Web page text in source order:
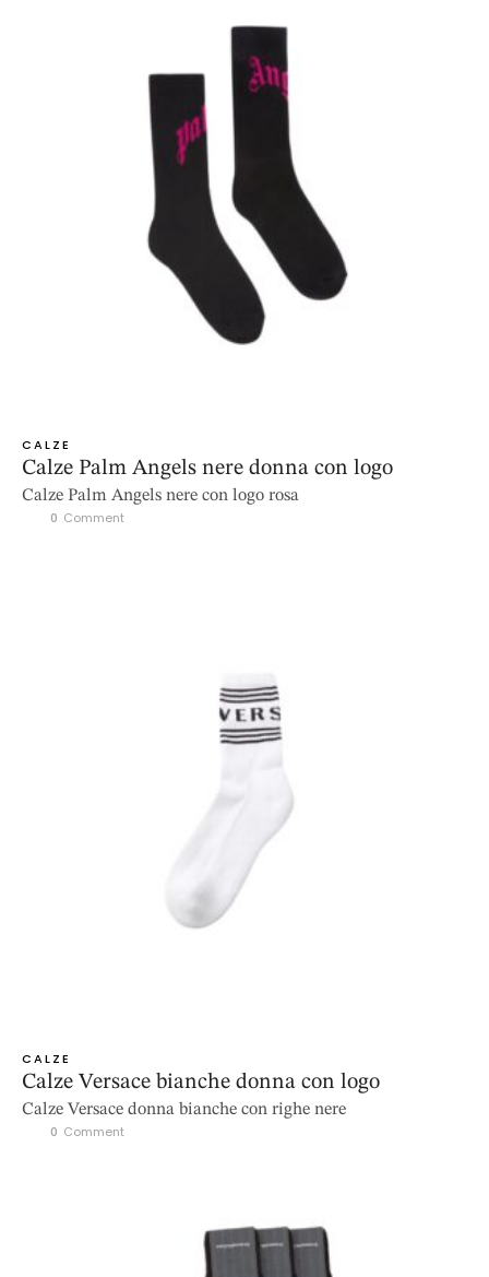
CALZE
Calze Palm Angels nere donna con logo
Calze Palm Angels nere con logo rosa
0 Comment
CALZE
Calze Versace bianche donna con logo
Calze Versace donna bianche con righe nere
0 Comment